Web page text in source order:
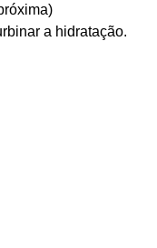
a hidratação.